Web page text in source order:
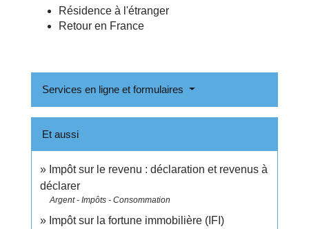
Résidence à l'étranger
Retour en France
Services en ligne et formulaires
Et aussi
Impôt sur le revenu : déclaration et revenus à
déclarer
Argent - Impôts - Consommation
Impôt sur la fortune immobilière (IFI)